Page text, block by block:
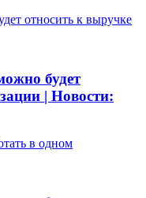
относить к выручке
будет
| Новости:
в одном